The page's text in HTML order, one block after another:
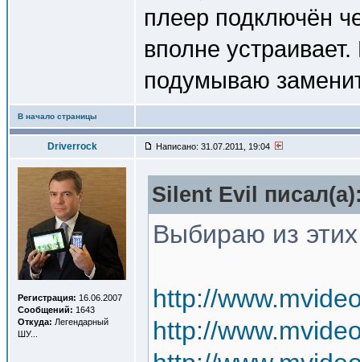
плеер подключён
вполне
подумываю
В начало страницы
Driverrock Написано: 31.07.2011, 19:04
Регистрация: 16.06.2007
Сообщений: 1643
Откуда: Легендарный
ШУ...
Silent Evil
Выбираю из этих
http://
http://